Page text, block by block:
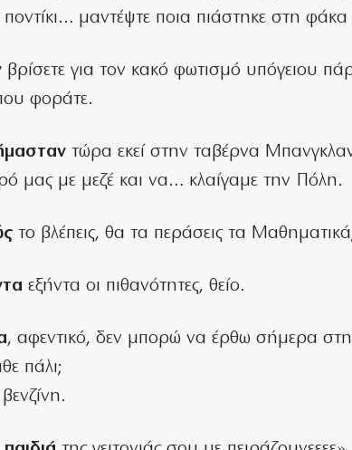
μαντέψτε ποια πιάστηκε στη φάκα
βρίσετε για τον κακό φωτισμό υπόγειου
φοράτε.
τώρα εκεί στην ταβέρνα
μας με μεζέ και να… κλαίγαμε την Πόλη.
το βλέπεις, θα τα περάσεις τα
εξήντα οι πιθανότητες, θείο.
, αφεντικό, δεν μπορώ να έρθω σήμερα
πάλι;